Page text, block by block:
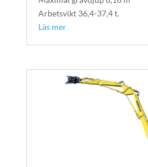
Arbetsvikt 36,4-37,4 t.
Läs mer